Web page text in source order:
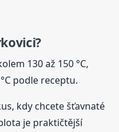
130 až 150 °C,
podle receptu.
kdy chcete šťavnaté
je praktičtější